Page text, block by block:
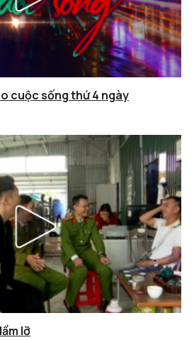
cuộc sống thứ 4 ngày
lỡ